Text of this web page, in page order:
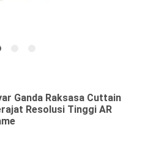
Ganda Raksasa Cuttain
Resolusi Tinggi AR